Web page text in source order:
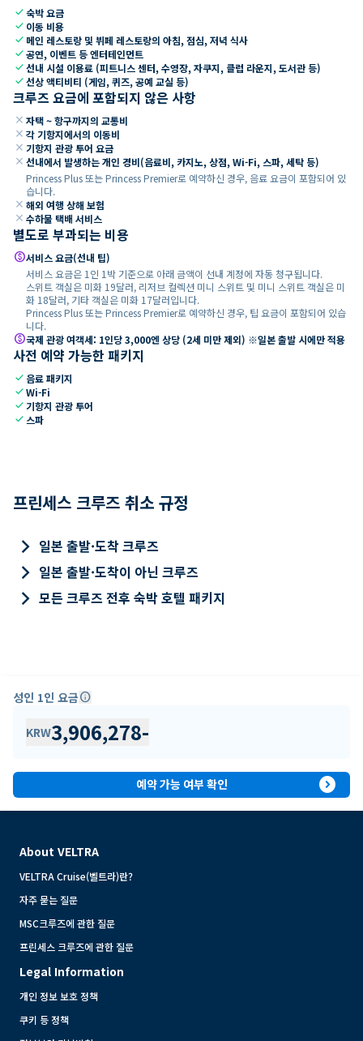
check숙박 요금
check 이동 비용
check 메인 레스토랑 및 뷔페 레스토랑의 아침, 점심, 저녁 식사
check공연, 이벤트 등 엔터테인먼트
check선내 시설 이용료 (피트니스 센터, 수영장, 자쿠지, 클럽 라운지, 도서관 등)
check선상 액티비티 (게임, 퀴즈, 공예 교실 등)
크루즈 요금에 포함되지 않은 사항
close 자택 ~ 항구까지의 교통비
close 각 기항지에서의 이동비
close 기항지 관광 투어 요금
close 선내에서 발생하는 개인 경비(음료비, 카지노, 상점, Wi-Fi, 스파, 세탁 등)
Princess Plus 또는 Princess Premier로 예약하신 경우, 음료 요금이 포함되어 있
습니다.
close 해외 여행 상해 보험
close 수하물 택배 서비스
별도로 부과되는 비용
paid서비스 요금(선내 팁)
서비스 요금은 1인 1박 기준으로 아래 금액이 선내 계정에 자동 청구됩니다.
스위트 객실은 미화 19달러, 리저브 컬렉션 미니 스위트 및 미니 스위트 객실은 미
화 18달러, 기타 객실은 미화 17달러입니다.
Princess Plus 또는 Princess Premier로 예약하신 경우, 팁 요금이 포함되어 있습
니다.
paid국제 관광 여객세: 1인당 3,000엔 상당 (2세 미만 제외) ※일본 출발 시에만 적용
사전 예약 가능한 패키지
check 음료 패키지
checkWi-Fi
check 기항지 관광 투어
check 스파
프린세스 크루즈 취소 규정
keyboard_arrow_right 일본 출발·도착 크루즈
keyboard_arrow_right 일본 출발·도착이 아닌 크루즈
keyboard_arrow_right 모든 크루즈 전후 숙박 호텔 패키지
성인 1인 요금info
KRW3,906,278-
예약 가능 여부 확인 expand_circle_right
About VELTRA
VELTRA Cruise(벨트라)란?
자주 묻는 질문
MSC크루즈에 관한 질문
프린세스 크루즈에 관한 질문
Legal Information
개인 정보 보호 정책
쿠키 등 정책